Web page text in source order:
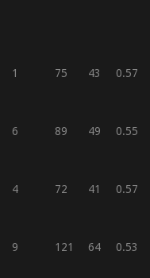
1 75 43 0.57
6 89 49 0.55
4 72 41 0.57
9 121 64 0.53